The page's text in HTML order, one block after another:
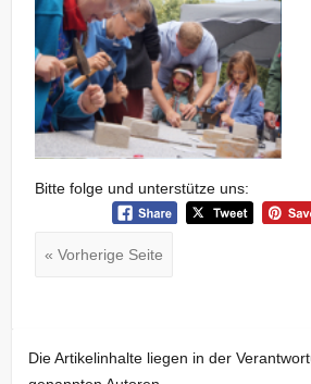
Bitte folge und unterstütze uns:
« Vorherige Seite
Die Artikelinhalte liegen in der